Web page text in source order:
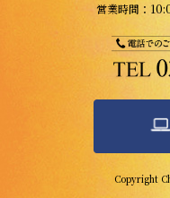
営業時間：
Copyright